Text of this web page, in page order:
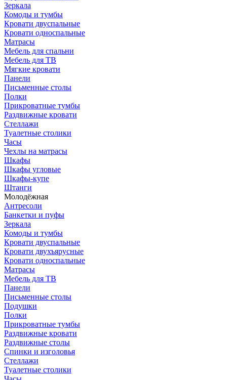
Зеркала
Комоды и тумбы
Кровати двуспальные
Кровати односпальные
Матрасы
Мебель для спальни
Мебель для ТВ
Мягкие кровати
Панели
Письменные столы
Полки
Прикроватные тумбы
Раздвижные кровати
Стеллажи
Туалетные столики
Часы
Чехлы на матрасы
Шкафы
Шкафы угловые
Шкафы-купе
Штанги
Молодёжная
Антресоли
Банкетки и пуфы
Зеркала
Комоды и тумбы
Кровати двуспальные
Кровати двухъярусные
Кровати односпальные
Матрасы
Мебель для ТВ
Панели
Письменные столы
Подушки
Полки
Прикроватные тумбы
Раздвижные кровати
Раздвижные столы
Спинки и изголовья
Стеллажи
Туалетные столики